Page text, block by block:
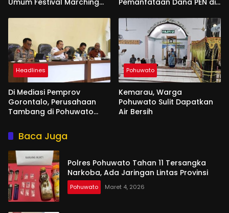
Umum Festival Marching
Pemanfataan Dana PEN di
Headlines
Di Mediasi Pemprov
Gorontalo, Perusahaan
Tambang di Pohuwato
Ribuan Penambang
Pohuwato
Kemarau, Warga
Pohuwato Sulit Dapatkan
Air Bersih
Baca Juga
Polres Pohuwato Tahan 11 Tersangka
Narkoba, Ada Jaringan Lintas Provinsi
Pohuwato Maret 4, 2026